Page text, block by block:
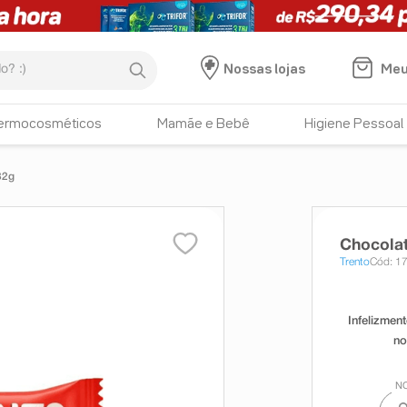
Nossas lojas
Mamãe e Bebê Higiene Pessoal
TrentoCód: